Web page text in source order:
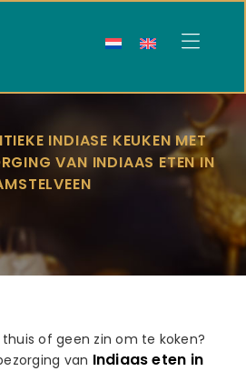
INDIASE KEUKEN MET
VAN INDIAAS ETEN IN
of geen zin om te koken?
van Indiaas eten in